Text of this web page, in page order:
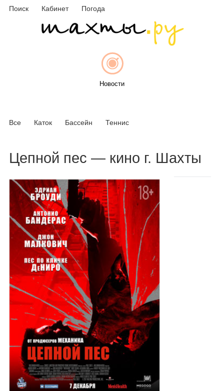
Поиск Кабинет Погода
Новости
Объявления
Каталог
Инфо
Гороскоп
Карты
Все Каток Бассейн Теннис
Цепной пес — кино г. Шахты